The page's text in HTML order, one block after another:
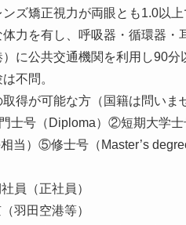
ズ矯正視力が両眼とも1.0以上
力を有し、呼吸器・循環器・
に公共交通機関を利用し90
不問。
得が可能な方（国籍は問いま
士号（Diploma）②短期大学
当）⑤修士号（Master’s
正社員）
港等）